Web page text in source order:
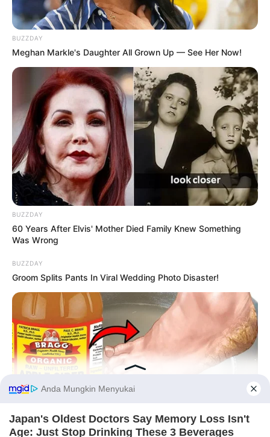
Tampil Lebih Modern, 7 Potret
Hasil Renovasi Rumah Berusia
90 Tahun
BUZZDAY
Meghan Markle's Daughter All Grown Up — See Her Now!
BUZZDAY
60 Years After Elvis' Mother Died Family Knew Something
Was Wrong
BUZZDAY
Groom Splits Pants In Viral Wedding Photo Disaster!
Before You Go